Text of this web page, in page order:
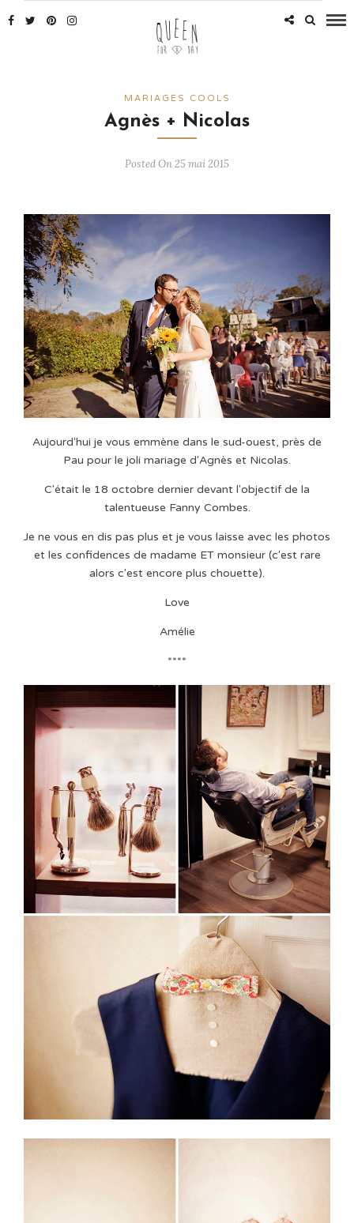
MARIAGES COOLS
Agnès + Nicolas
Posted On 25 mai 2015
Aujourd'hui je vous emmène dans le sud-ouest, près de
Pau pour le joli mariage d'Agnès et Nicolas.
C'était le 18 octobre dernier devant l'objectif de la
talentueuse Fanny Combes.
Je ne vous en dis pas plus et je vous laisse avec les photos
et les confidences de madame ET monsieur (c'est rare
alors c'est encore plus chouette).
Love
Amélie
****